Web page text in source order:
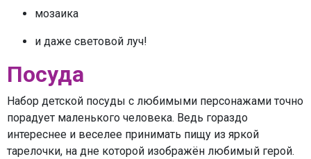
мозаика
и даже световой луч!
Посуда
Набор детской посуды с любимыми персонажами точно
порадует маленького человека. Ведь гораздо
интереснее и веселее принимать пищу из яркой
тарелочки, на дне которой изображён любимый герой.